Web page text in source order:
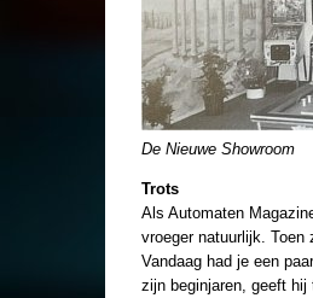
De Nieuwe Showroom
Trots
Als Automaten
vroeger natuurlijk. Toen
Vandaag had je een
zijn beginjaren, geeft